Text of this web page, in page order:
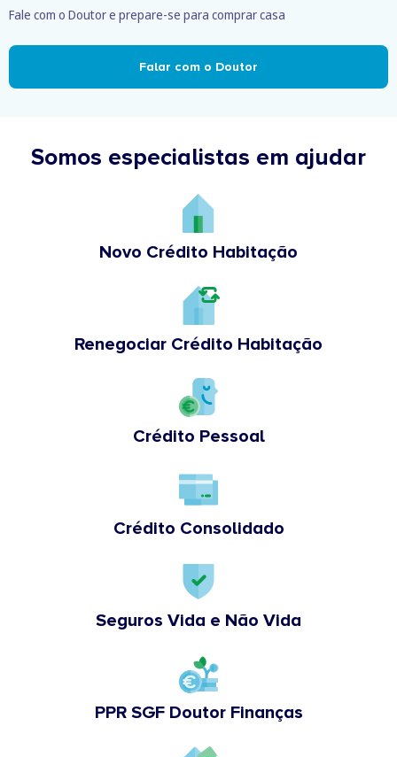
Fale com o Doutor e prepare-se para comprar casa
Falar com o Doutor
Somos especialistas em ajudar
Novo Crédito Habitação
Renegociar Crédito Habitação
Crédito Pessoal
Crédito Consolidado
Seguros Vida e Não Vida
PPR SGF Doutor Finanças